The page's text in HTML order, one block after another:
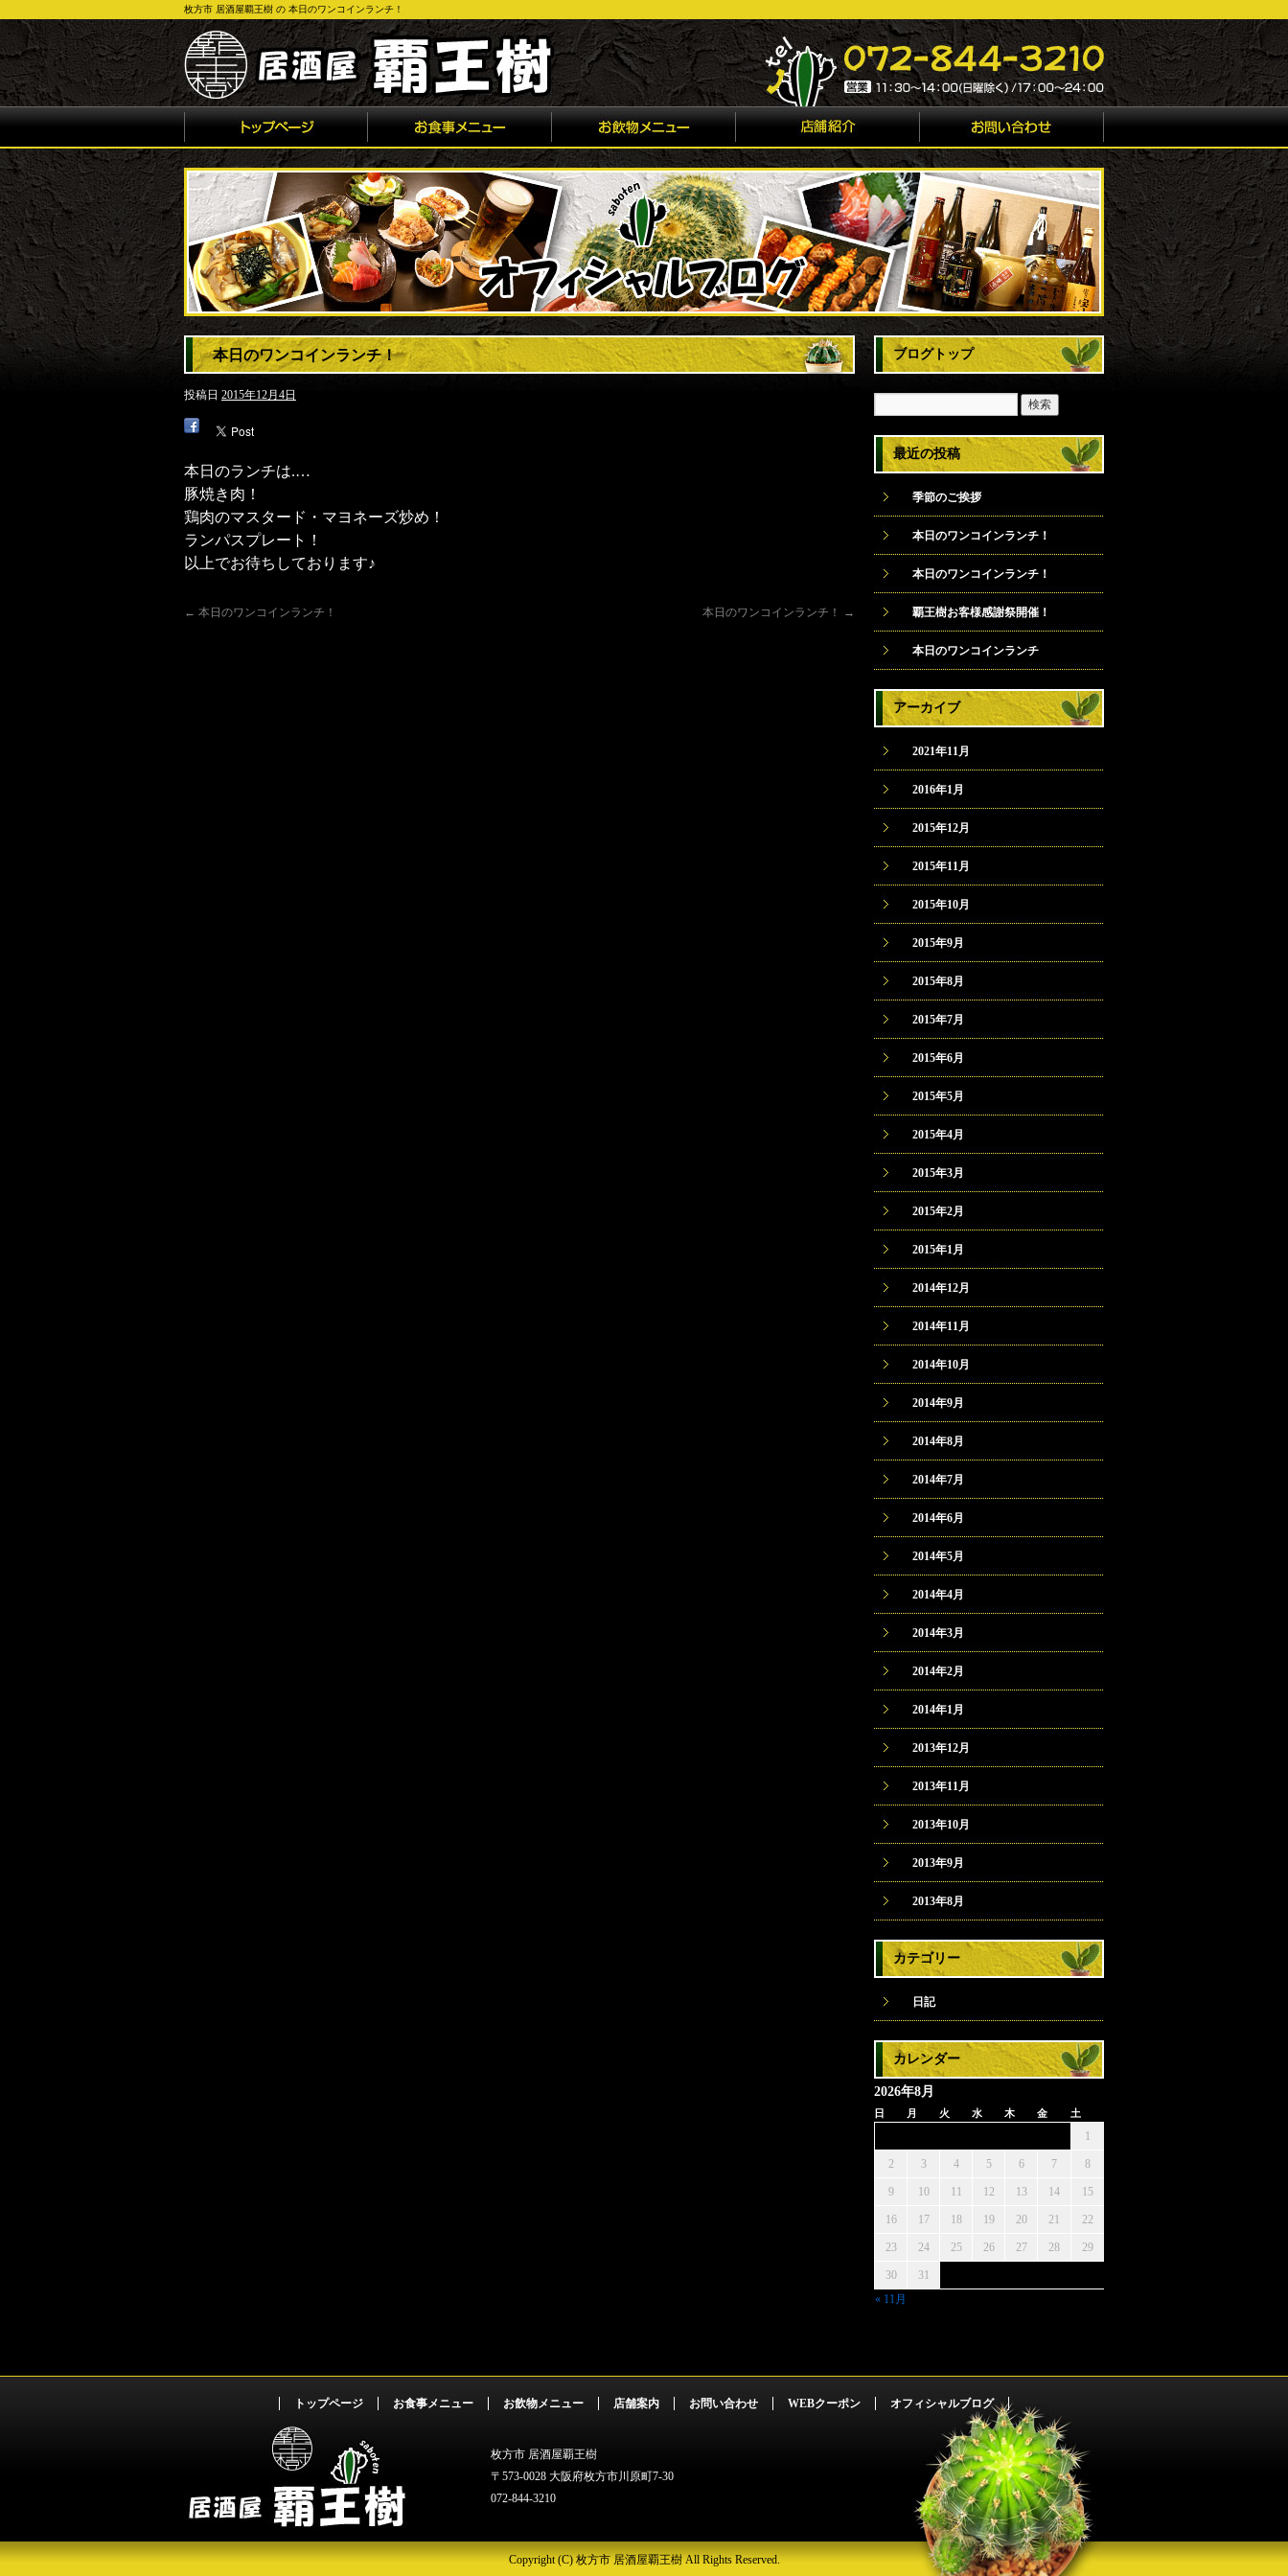
枚方市 居酒屋覇王樹 の 本日のワンコインランチ！
本日のワンコインランチ！
投稿日 2015年12月4日
本日のランチは.…
豚焼き肉！
鶏肉のマスタード・マヨネーズ炒め！
ランパスプレート！
以上でお待ちしております♪
← 本日のワンコインランチ！ 本日のワンコインランチ！ →
ブログトップ
最近の投稿
季節のご挨拶
本日のワンコインランチ！
本日のワンコインランチ！
覇王樹お客様感謝祭開催！
本日のワンコインランチ
アーカイブ
2021年11月
2016年1月
2015年12月
2015年11月
2015年10月
2015年9月
2015年8月
2015年7月
2015年6月
2015年5月
2015年4月
2015年3月
2015年2月
2015年1月
2014年12月
2014年11月
2014年10月
2014年9月
2014年8月
2014年7月
2014年6月
2014年5月
2014年4月
2014年3月
2014年2月
2014年1月
2013年12月
2013年11月
2013年10月
2013年9月
2013年8月
カテゴリー
日記
カレンダー
2026年8月
日 月 火 水 木 金 土
« 11月
1
2 3 4 5 6 7 8
9 10 11 12 13 14 15
16 17 18 19 20 21 22
23 24 25 26 27 28 29
30 31
トップページ お食事メニュー お飲物メニュー 店舗案内 お問い合わせ WEBクーポン オフィシャルブログ
枚方市 居酒屋覇王樹
〒573-0028 大阪府枚方市川原町7-30
072-844-3210
Copyright (C) 枚方市 居酒屋覇王樹 All Rights Reserved.